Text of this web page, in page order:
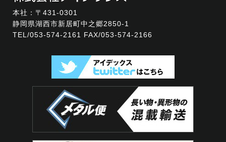
本社：〒431-0301
静岡県湖西市新居町中之郷2850-1
TEL/053-574-2161 FAX/053-574-2166